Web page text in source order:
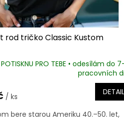
rod tričko Classic Kustom
PRO TEBE • odesílám do
pracovních
/ ks DETAIL
bere starou Ameriku 40.–50. let,